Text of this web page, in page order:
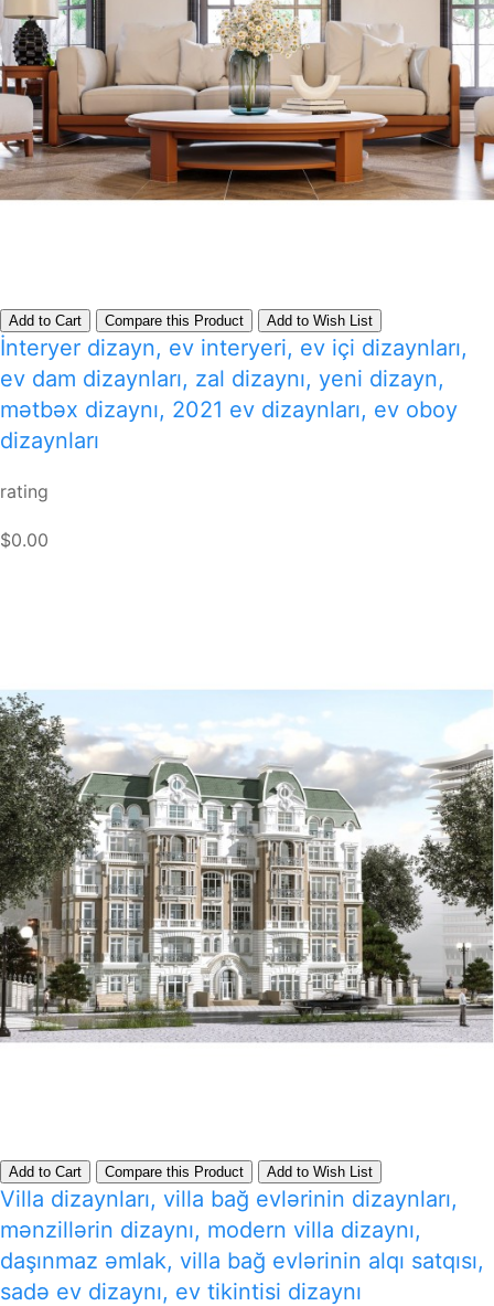
Add to Cart Compare this Product Add to Wish List
İnteryer dizayn, ev interyeri, ev içi dizaynları,
ev dam dizaynları, zal dizaynı, yeni dizayn,
mətbəx dizaynı, 2021 ev dizaynları, ev oboy
dizaynları
rating
$0.00
Add to Cart Compare this Product Add to Wish List
Villa dizaynları, villa bağ evlərinin dizaynları,
mənzillərin dizaynı, modern villa dizaynı,
daşınmaz əmlak, villa bağ evlərinin alqı satqısı,
sadə ev dizaynı, ev tikintisi dizaynı